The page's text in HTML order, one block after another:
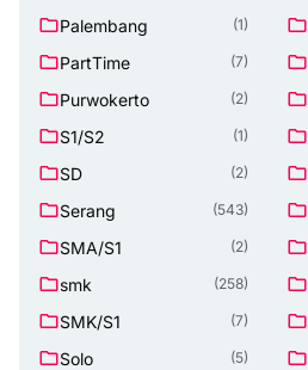
Palembang (1)
PartTime (7)
Purwokerto (2)
S1/S2 (1)
SD (2)
Serang (543)
SMA/S1 (2)
smk (258)
SMK/S1 (7)
Solo (5)